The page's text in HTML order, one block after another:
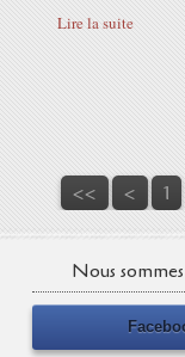
Lire la suite
<< < 1
Nous